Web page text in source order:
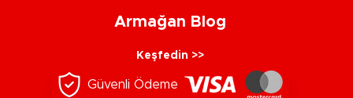
Armağan Blog
Keşfedin >>
Güvenli Ödeme